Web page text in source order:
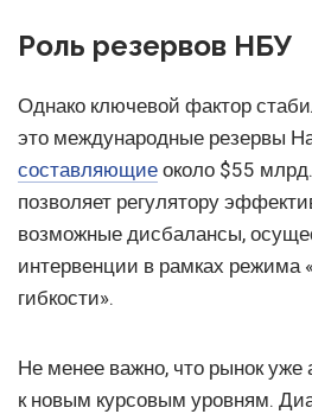
Роль резервов НБУ
Однако ключевой фактор
это международные резервы
составляющие около $55
позволяет регулятору
возможные дисбалансы,
интервенции в рамках режима
гибкости».
Не менее важно, что рынок уже
к новым курсовым уровням.